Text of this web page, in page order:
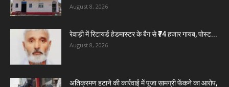
August 8, 2026
रेवाड़ी में रिटायर्ड हेडमास्टर के बैग से ₹74 हजार गायब, पोस्ट...
August 8, 2026
अतिक्रमण हटाने की कार्रवाई में पूजा सामग्री फेंकने का आरोप,